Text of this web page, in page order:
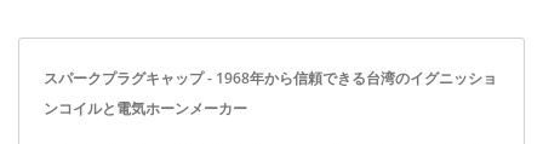
スパークプラグキャップ - 1968年から信頼できる台湾のイグニッショ
ンコイルと電気ホーンメーカー